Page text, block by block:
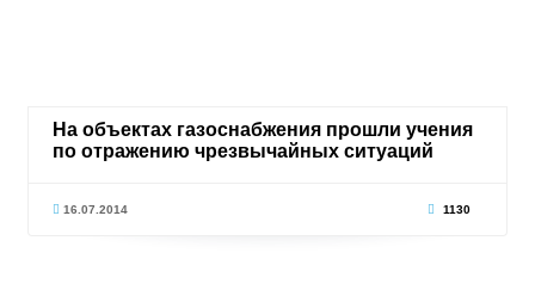
На объектах газоснабжения прошли учения
по отражению чрезвычайных ситуаций
16.07.2014 1130